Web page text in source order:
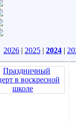
2026 | 2025 | 2024 |